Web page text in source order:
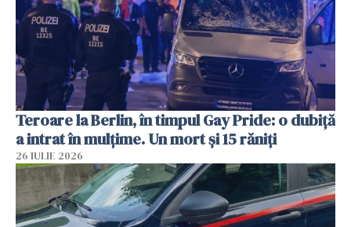
Teroare la Berlin, în timpul Gay Pride: o dubiță
a intrat în mulțime. Un mort și 15 răniți
26 IULIE 2026